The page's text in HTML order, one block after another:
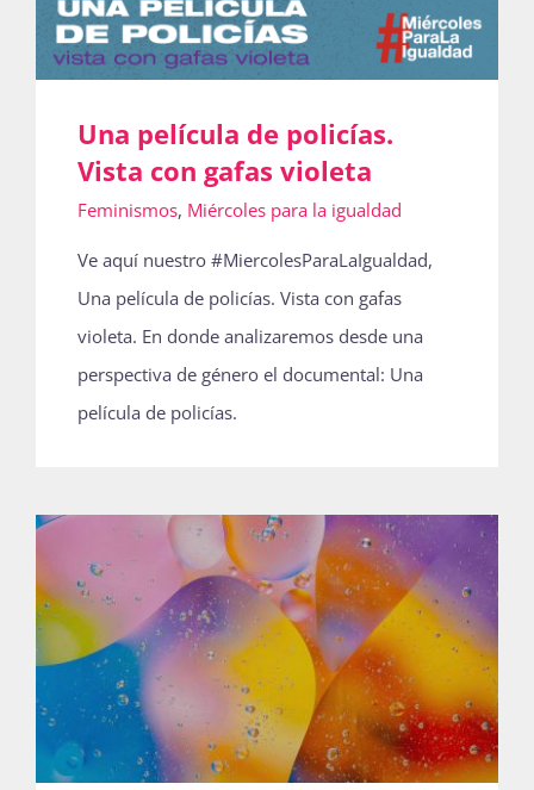
Una película de policías.
Vista con gafas violeta
Feminismos, Miércoles para la igualdad
Ve aquí nuestro #MiercolesParaLaIgualdad,
Una película de policías. Vista con gafas
violeta. En donde analizaremos desde una
perspectiva de género el documental: Una
película de policías.